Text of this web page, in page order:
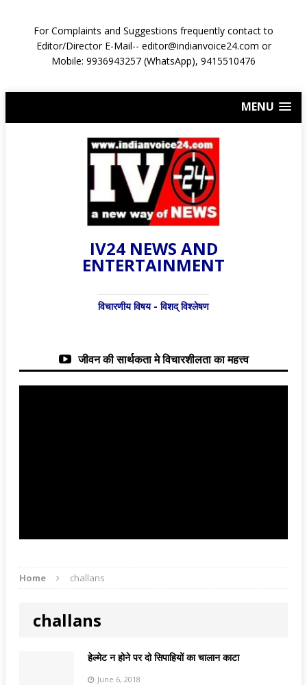
For Complaints and Suggestions frequently contact to
Editor/Director E-Mail-- editor@indianvoice24.com or
Mobile: 9936943257 (WhatsApp), 9415510476
MENU
IV24 NEWS AND
ENTERTAINMENT
विचारणीय विषय - विशद् विश्लेषण
जीवन की सार्थकता मे विचारशीलता का महत्त्व
Home challans
challans
हेल्मेट न होने पर दो सिपाहियों का चालान काटा
June 6, 2018